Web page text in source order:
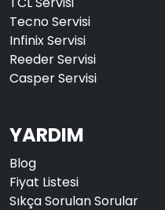
Tecno Servisi
Infinix Servisi
Reeder Servisi
Casper Servisi
YARDIM
Blog
Fiyat Listesi
Sıkça Sorulan Sorular